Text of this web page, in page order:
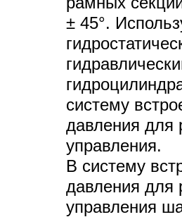
± 45°.
систему
давления для
управления.
В систему
давления для
управления